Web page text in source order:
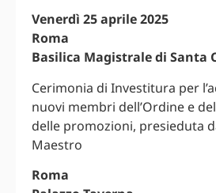
Venerdì 25 aprile 2025
Roma
Basilica Magistrale di Santa
Cerimonia di Investitura per
nuovi membri dell’Ordine e
delle promozioni, presieduta
Maestro
Roma